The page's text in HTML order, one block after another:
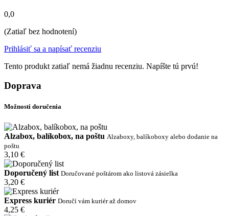
0,0
(Zatiaľ bez hodnotení)
Prihlásiť sa a napísať recenziu
Tento produkt zatiaľ nemá žiadnu recenziu. Napíšte tú prvú!
Doprava
Možnosti doručenia
Alzabox, balíkobox, na poštu Alzaboxy, balíkoboxy alebo dodanie na
poštu
3,10 €
Doporučený list Doručované poštárom ako listová zásielka
3,20 €
Express kuriér Doručí vám kuriér až domov
4,25 €